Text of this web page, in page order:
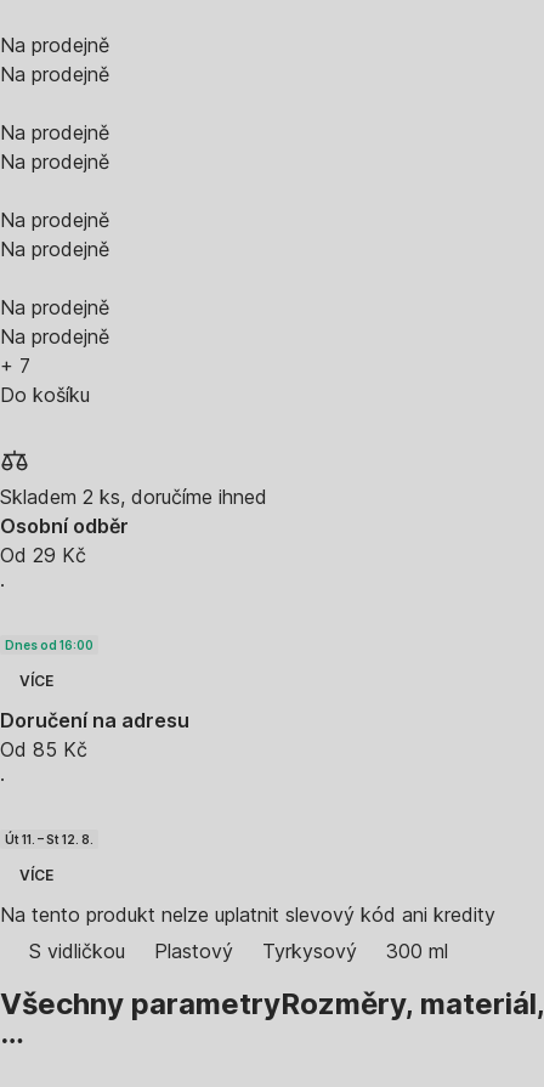
Na prodejně
Na prodejně
Na prodejně
Na prodejně
Na prodejně
Na prodejně
Na prodejně
Na prodejně
+ 7
Do košíku
Skladem 2 ks, doručíme ihned
Osobní odběr
Od 29 Kč
·
Dnes od 16:00
VÍCE
Doručení na adresu
Od 85 Kč
·
Út 11. – St 12. 8.
VÍCE
Na tento produkt nelze uplatnit slevový kód ani kredity
S vidličkou
Plastový Tyrkysový 300 ml
Všechny parametryRozměry, materiál,
…